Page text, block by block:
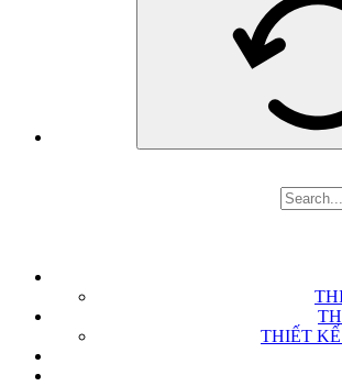
THIẾT